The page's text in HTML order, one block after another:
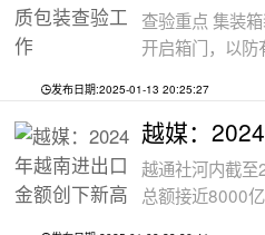
查验重点 集装
开启箱门，以防
发布日期:2025-01-13 20:25:27
越通社河内截
总额接近8000